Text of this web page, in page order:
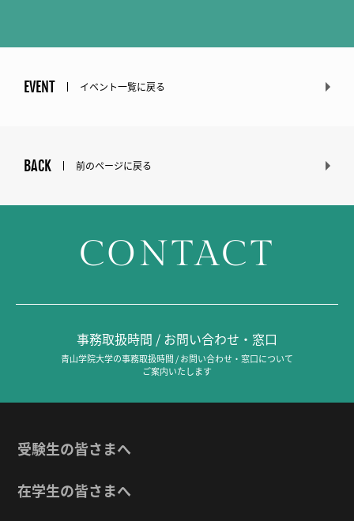
EVENT イベント一覧に戻る
BACK 前のページに戻る
CONTACT
事務取扱時間 / お問い合わせ・窓口
青山学院大学の事務取扱時間 / お問い合わせ・窓口について
ご案内いたします
受験生の皆さまへ
在学生の皆さまへ